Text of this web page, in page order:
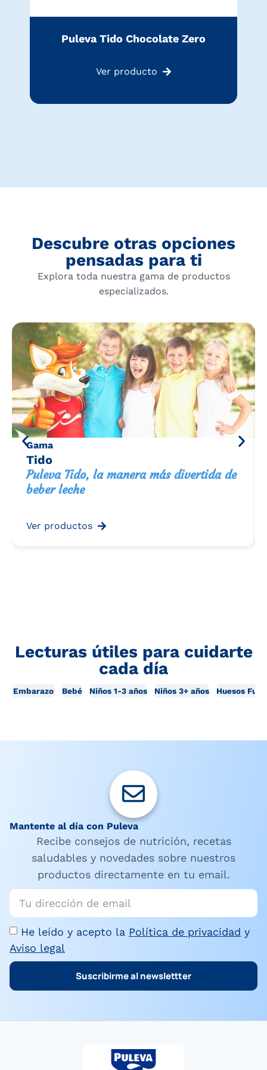
Puleva Tido Chocolate Zero
Ver producto
Descubre otras opciones
pensadas para ti
Explora toda nuestra gama de productos
especializados.
Gama
Tido
Puleva Tido, la manera más divertida de
beber leche
Ver productos
Lecturas útiles para cuidarte
cada día
Embarazo Bebé Niños 1-3 años Niños 3+ años Huesos
Mantente al día con Puleva
Recibe consejos de nutrición, recetas
saludables y novedades sobre nuestros
productos directamente en tu email.
He leído y acepto la Política de privacidad y
Aviso legal
Suscribirme al newslettter